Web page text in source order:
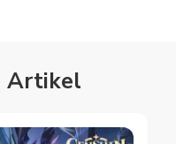
Artikel